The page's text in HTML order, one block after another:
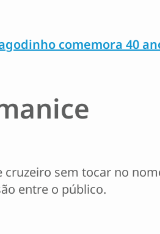
comemora 40
sem tocar no
entre o público.